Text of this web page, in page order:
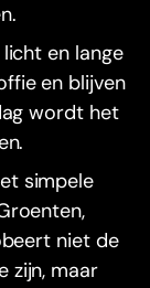
en lange
en blijven
wordt het
simpele
niet de
zijn, maar